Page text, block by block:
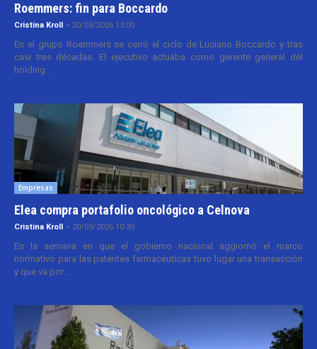
Roemmers: fin para Boccardo
Cristina Kroll - 20/05/2026 13:00
En el grupo Roemmers se cerró el ciclo de Luciano Boccardo y tras
casi tres décadas. El ejecutivo actuaba como gerente general del
holding...
Empresas
Elea compra portafolio oncológico a Celnova
Cristina Kroll - 20/03/2026 10:30
En la semana en que el gobierno nacional aggiornó el marco
normativo para las patentes farmacéuticas tuvo lugar una transacción
y que va por...